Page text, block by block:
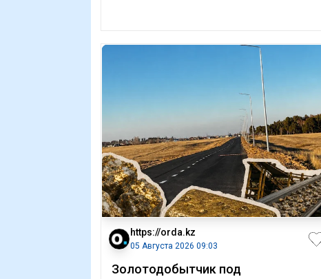
https://orda.kz
05 Августа 2026 09:03
Золотодобытчик под